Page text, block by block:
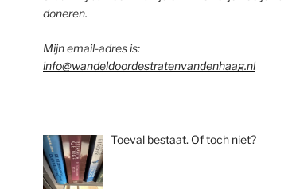
doneren.
Mijn email-adres is:
info@wandeldoordestratenvandenhaag.nl
Toeval bestaat. Of toch niet?